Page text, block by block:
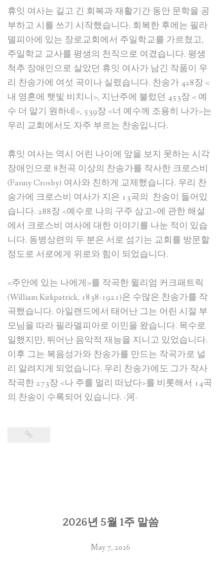
휴잇 여사는 길고 긴 회복과 재활기간 동안 문학을 공
부하고 시를 쓰기 시작했습니다. 회복한 후에는 필라
델피아에 있는 장로교회에서 주일학교를 가르쳤고,
주일학교 교사를 평생의 천직으로 여겼습니다. 평생
척추 장애인으로 살았던 휴잇 여사가 남긴 작품이 우
리 찬송가에 여섯 곡이나 실렸습니다. 찬송가 428장 <
내 영혼에 햇빛 비치니>, 지난주에 불렀던 453장 < 예
수 더 알기 원하네>, 539장 <너 예수께 조용히 나가>는
우리 교회에서도 자주 부르는 찬송입니다.
휴잇 여사는 역시 어린 나이에 앞을 보지 못하는 시각
장애인으로 8천곡 이상의 찬송가를 작사한 크로스비
(Fanny Crosby) 여사와 친하게 교제했습니다. 우리 찬
송가에 크로스비 여사가 지은 13곡의 찬송이 들어있
습니다. 288장 <예수로 나의 구주 삼고>에 관한 해설
에서 크로스비 여사에 대한 이야기를 나눈 적이 있습
니다. 동병상련의 두 분은 서로 섬기는 교회를 방문할
정도로 서로에게 위로와 힘이 되었습니다.
<주안에 있는 나에게>를 작곡한 윌리엄 커크패트릭
(William Kirkpatrick, 1838-1921)은 수많은 찬송가를 작
곡했습니다. 아일랜드에서 태어난 그는 어린 시절 부
모님을 따라 필라델피아로 이민을 왔습니다. 목수로
일했지만, 뛰어난 음악적 재능을 지니고 있었습니다.
이후 그는 복음성가와 찬송가를 만드는 작곡가로 널
리 알려지게 되었습니다. 우리 찬송가에도 그가 작사
작곡한 273장 <나 주를 멀리 떠났다>를 비롯해서 14곡
의 찬송이 수록되어 있습니다. -河-
2026년 5월 1주 말씀
May 7, 2026